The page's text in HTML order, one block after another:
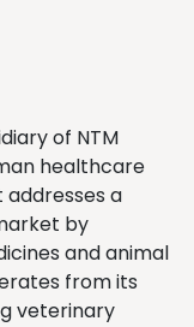
of NTM
healthcare
addresses a
by
and animal
from its
veterinary